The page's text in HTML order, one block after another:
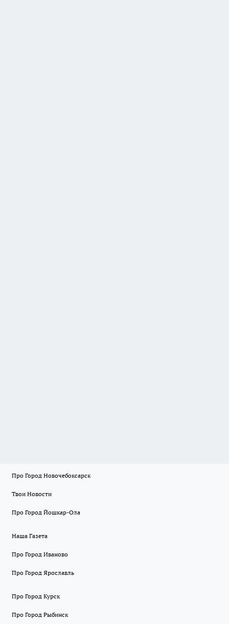
Про Город Новочебоксарск
Твои Новости
Про Город Йошкар-Ола
Наша Газета
Про Город Иваново
Про Город Ярославль
Про Город Курск
Про Город Рыбинск